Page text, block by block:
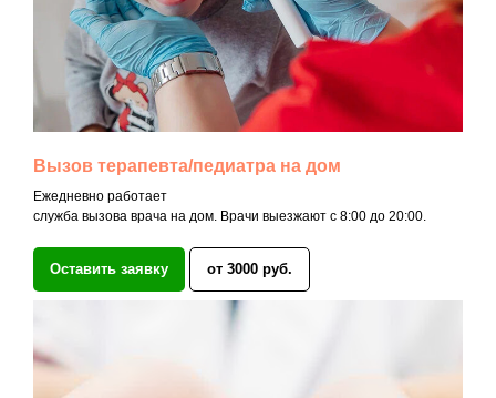
Вызов терапевта/педиатра на дом
Ежедневно работает
служба вызова врача на дом. Врачи выезжают с 8:00 до 20:00.
Оставить заявку от 3000 руб.